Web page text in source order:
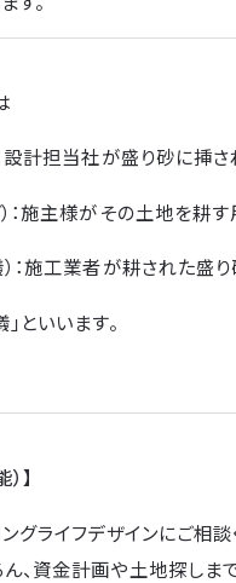
設計担当社が盛り砂に挿
：施主様がその土地を耕
：施工業者が耕された盛
といいます。
】
グライフデザインにご相談
、資金計画や土地探しまで